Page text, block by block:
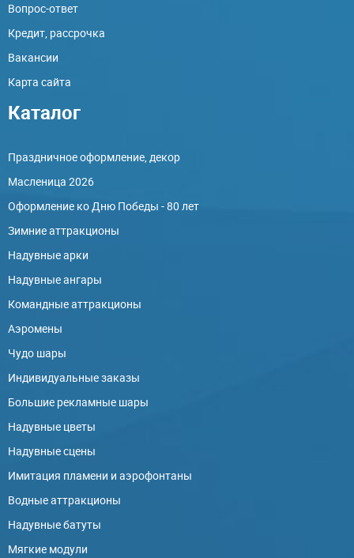
Вопрос-ответ
Кредит, рассрочка
Вакансии
Карта сайта
Каталог
Праздничное оформление, декор
Масленица 2026
Оформление ко Дню Победы - 80 лет
Зимние аттракционы
Надувные арки
Надувные ангары
Командные аттракционы
Аэромены
Чудо шары
Индивидуальные заказы
Большие рекламные шары
Надувные цветы
Надувные сцены
Имитация пламени и аэрофонтаны
Водные аттракционы
Надувные батуты
Мягкие модули